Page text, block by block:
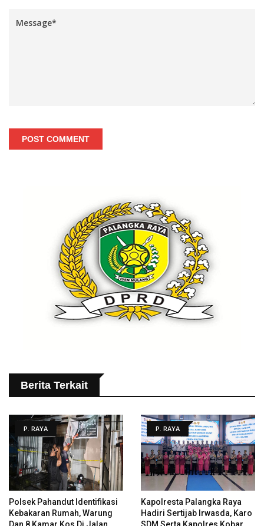
POST COMMENT
Berita Terkait
P. RAYA
Polsek Pahandut Identifikasi
Kebakaran Rumah, Warung
Dan 8 Kamar Kos Di Jalan
P. RAYA
Kapolresta Palangka Raya
Hadiri Sertijab Irwasda, Karo
SDM Serta Kapolres Kobar